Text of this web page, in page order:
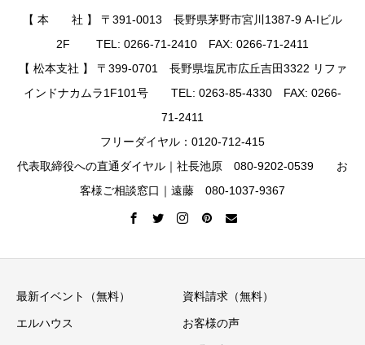
【 本 社 】 〒391-0013 長野県茅野市宮川1387-9 A-Iビル
2F TEL: 0266-71-2410 FAX: 0266-71-2411
【 松本支社 】 〒399-0701 長野県塩尻市広丘吉田3322 リファ
インドナカムラ1F101号 TEL: 0263-85-4330 FAX: 0266-
71-2411
フリーダイヤル：0120-712-415
代表取締役への直通ダイヤル｜社長池原 080-9202-0539 お
客様ご相談窓口｜遠藤 080-1037-9367
最新イベント（無料） 資料請求（無料）
エルハウス お客様の声